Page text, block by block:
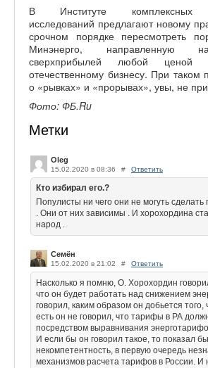
В Институте комплексных
исследований предлагают новому
срочном порядке пересмотреть
Минэнерго, направленную
сверхприбылей любой
отечественному бизнесу. При таком
о «рывках» и «прорывах», увы, не
Фото: ФБ.Ru
Метки
Oleg
15.02.2020 в 08:36 # Ответить
Кто избирал его.?
Популисты ни чего они не могуть сделать
. Они от них зависимы . И хорохордина
народ .
Семён
15.02.2020 в 21:02 # Ответить
Насколько я помню, О. Хорохордин
что он будет работать над снижением
говорил, каким образом он добьется
есть он не говорил, что тарифы в РА
посредством выравнивания
И если бы он говорил такое, то показал
некомпетентность, в первую очередь
механизмов расчета тарифов в России. И